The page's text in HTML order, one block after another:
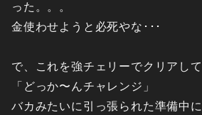
った。。。
金使わせようと必死やな･･･
で、これを強チェリーでクリアし
「どっか〜んチャレンジ」
バカみたいに引っ張られた準備中